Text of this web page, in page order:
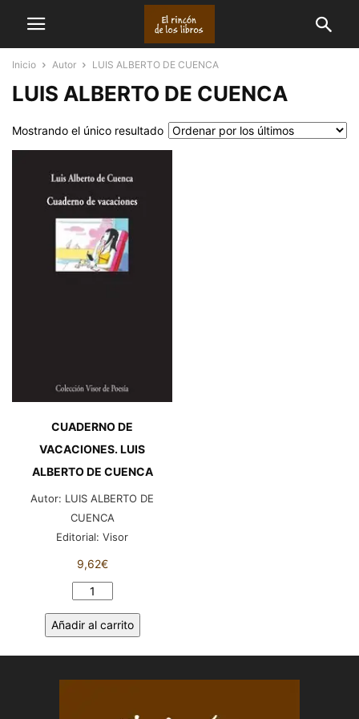
Inicio Autor LUIS ALBERTO DE CUENCA
LUIS ALBERTO DE CUENCA
Mostrando el único resultado
CUADERNO DE
VACACIONES. LUIS
ALBERTO DE CUENCA
Autor: LUIS ALBERTO DE
CUENCA
Editorial: Visor
9,62€
CUADERNO
VACACIONES.
Añadir al carrito